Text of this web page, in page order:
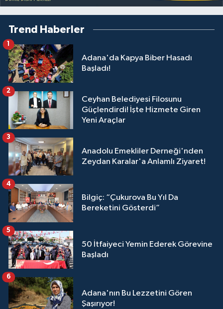
Trend Haberler
Adana'da Kapya Biber Hasadı
Başladı!
1
Ceyhan Belediyesi Filosunu
Güçlendirdi! İşte Hizmete Giren
Yeni Araçlar
2
Anadolu Emekliler Derneği'nden
Zeydan Karalar'a Anlamlı Ziyaret!
3
Bilgiç: “Çukurova Bu Yıl Da
Bereketini Gösterdi”
4
50 İtfaiyeci Yemin Ederek Görevine
Başladı
5
Adana'nın Bu Lezzetini Gören
Şaşırıyor!
6